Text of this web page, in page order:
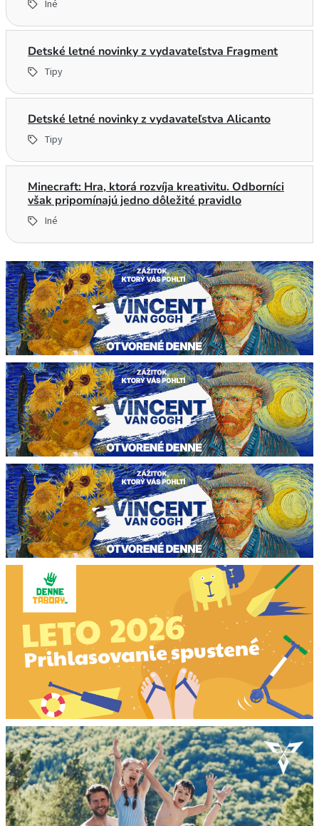
Iné
Detské letné novinky z vydavateľstva Fragment
Tipy
Detské letné novinky z vydavateľstva Alicanto
Tipy
Minecraft: Hra, ktorá rozvíja kreativitu. Odborníci
však pripomínajú jedno dôležité pravidlo
Iné